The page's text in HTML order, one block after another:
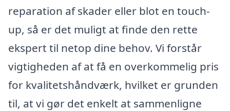
reparation af skader eller blot en touch-
up, så er det muligt at finde den rette
ekspert til netop dine behov. Vi forstår
vigtigheden af at få en overkommelig pris
for kvalitetshåndværk, hvilket er grunden
til, at vi gør det enkelt at sammenligne